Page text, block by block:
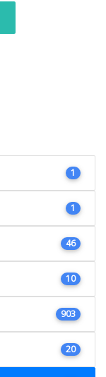
1
1
46
10
903
20